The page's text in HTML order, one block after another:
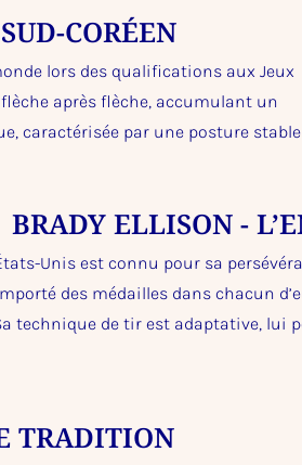
CORÉEN
lors des qualifications aux Jeux
après flèche, accumulant un
caractérisée par une posture stable
BRADY ELLISON -
Unis est connu pour sa
des médailles dans chacun
technique de tir est adaptative,
TRADITION